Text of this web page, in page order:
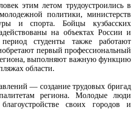
этим летом трудоустроились в
политики, министерств
и спорта. Бойцы кузбасских
на объектах России и
студенты также работают
первый профессиональный
выполняют важную функцию
области.
— создание трудовых бригад
региона. Молодые люди
своих городов и